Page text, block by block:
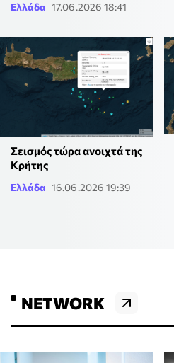
Ελλάδα 17.06.2026 18:41
Σεισμός τώρα ανοιχτά της
Κρήτης
Ελλάδα 16.06.2026 19:39
NETWORK